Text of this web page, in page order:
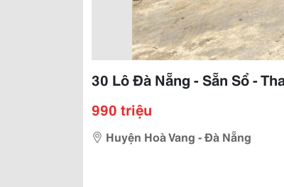
30 Lô Đà Nẵng - Sẵn Sổ -
990 triệu
Huyện Hoà Vang - Đà Nẵng